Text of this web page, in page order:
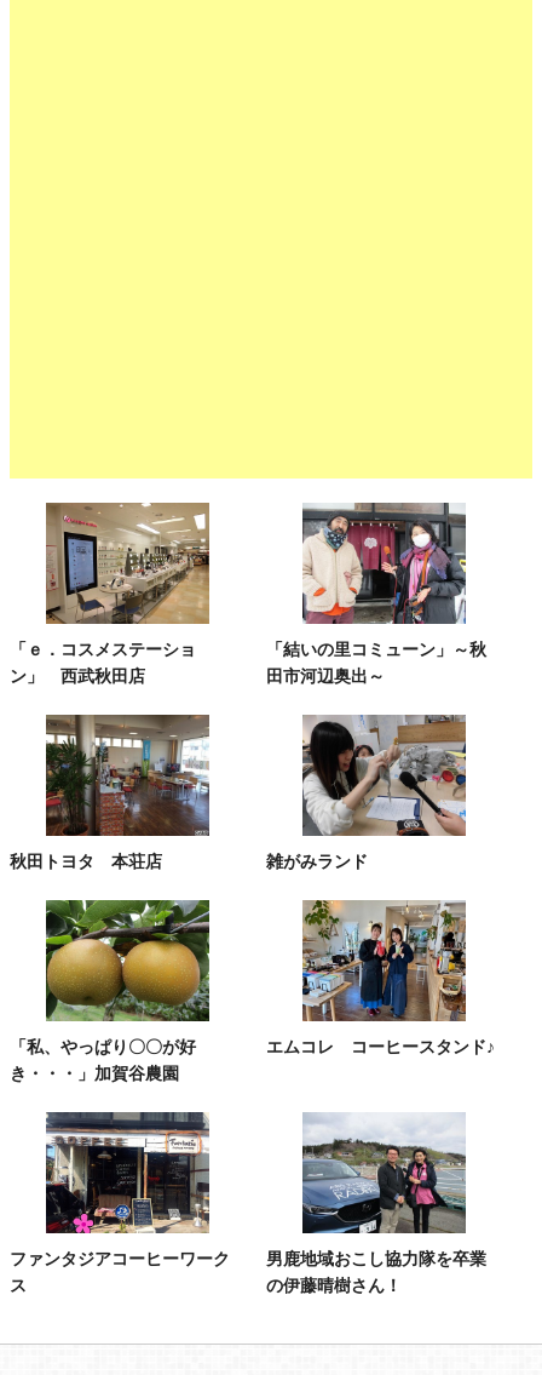
「ｅ．コスメステーショ
ン」 西武秋田店
「結いの里コミューン」～秋
田市河辺奥出～
秋田トヨタ 本荘店 雑がみランド
「私、やっぱり〇〇が好
き・・・」加賀谷農園
エムコレ コーヒースタンド♪
ファンタジアコーヒーワーク
ス
男鹿地域おこし協力隊を卒業
の伊藤晴樹さん！